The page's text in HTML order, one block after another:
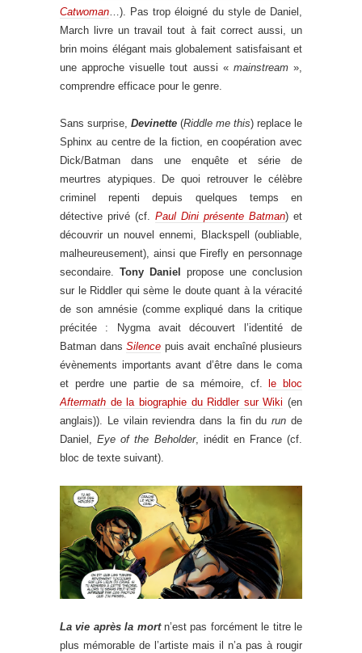
Catwoman …). Pas trop éloigné du style de Daniel,
March livre un travail tout à fait correct aussi, un
brin moins élégant mais globalement satisfaisant et
une approche visuelle tout aussi « mainstream»,
comprendre efficace pour le genre.
Sans surprise, Devinette (Riddle me this) replace le
Sphinx au centre de la fiction, en coopération avec
Dick/Batman dans une enquête et série de
meurtres atypiques. De quoi retrouver le célèbre
criminel repenti depuis quelques temps en
détective privé (cf. Paul Dini présente Batman) et
découvrir un nouvel ennemi, Blackspell (oubliable,
malheureusement), ainsi que Firefly en personnage
secondaire. Tony Daniel propose une conclusion
sur le Riddler qui sème le doute quant à la véracité
de son amnésie (comme expliqué dans la critique
précitée : Nygma avait découvert l’identité de
Batman dans Silence puis avait enchaîné plusieurs
évènements importants avant d’être dans le coma
et perdre une partie de sa mémoire, cf.le bloc
Aftermath de la biographie du Riddler sur Wiki (en
anglais)). Le vilain reviendra dans la fin durun de
Daniel,Eye of the Beholder, inédit en France (cf.
bloc de texte suivant).
La vie après la mortn’est pas forcément le titre le
plus mémorable de l’artiste mais il n’a pas à rougir